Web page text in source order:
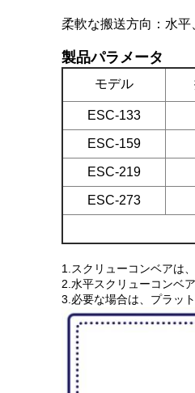
柔軟な搬送方向：水平
製品パラメータ
モデル
ESC-133
ESC-159
ESC-219
ESC-273
1.スクリューコンベアは
2.水平スクリューコンベ
3.必要な場合は、プラッ